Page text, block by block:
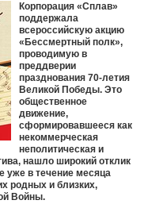
Корпорация «Сплав»
поддержала
всероссийскую акцию
«Бессмертный полк»,
проводимую в
преддверии
празднования 70-летия
Великой Победы. Это
общественное
движение,
сформировавшееся как
некоммерческая
неполитическая и
нашло широкий отклик
уже в течение месяца
родных и близких,
Войны.